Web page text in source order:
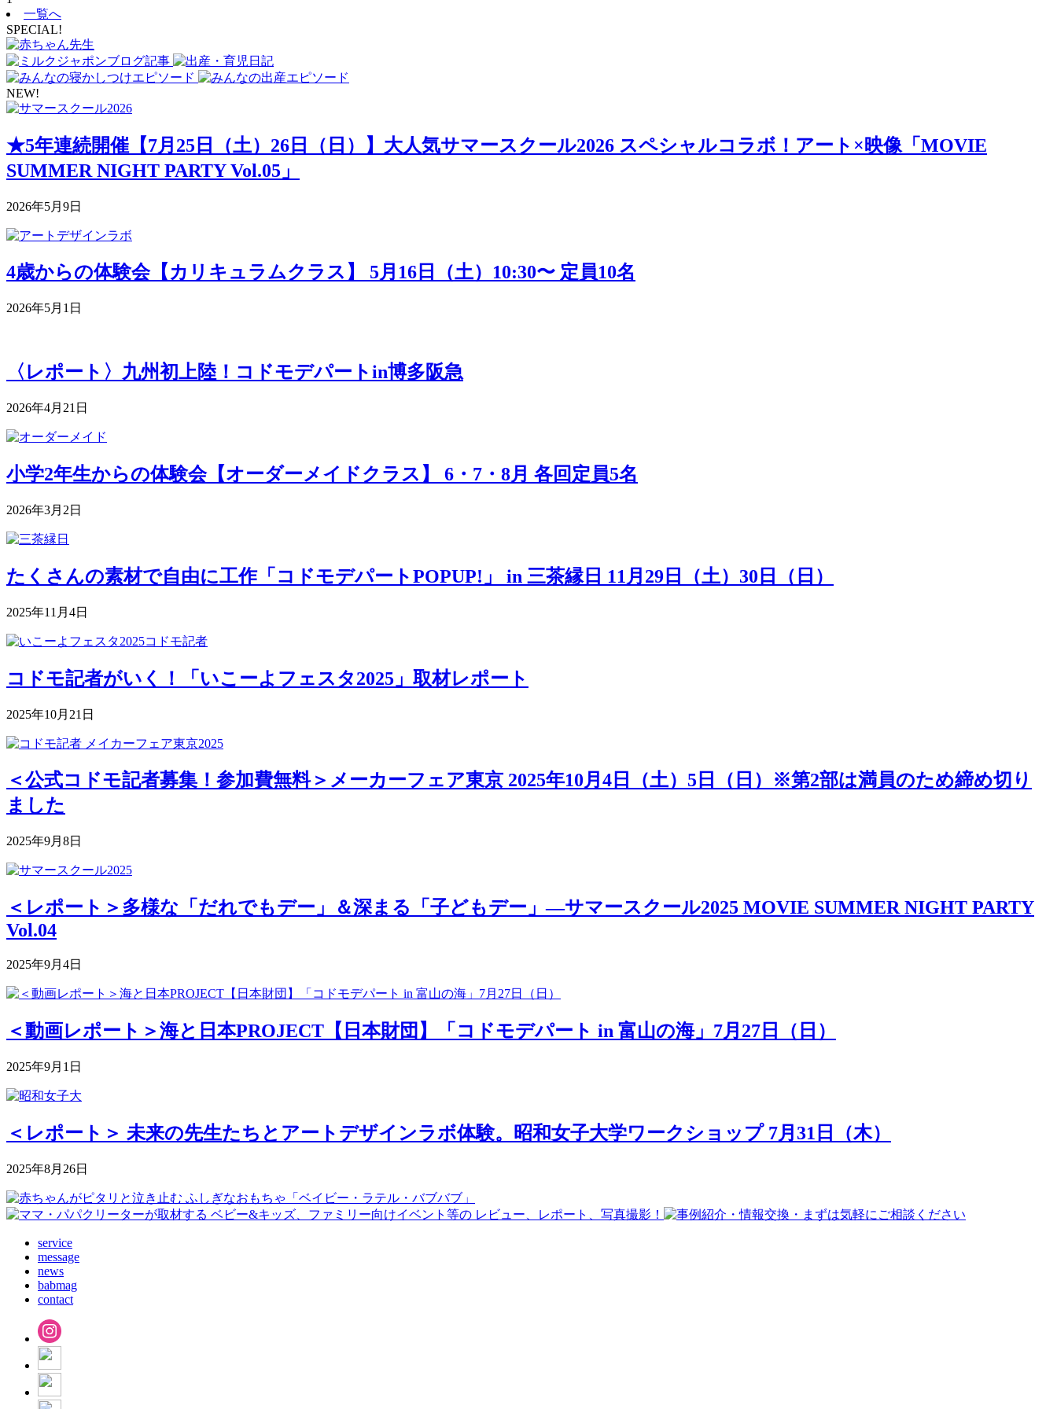
一覧へ
SPECIAL!
NEW!
★5年連続開催【7月25日（土）26日（日）】大人気サマースクール2026 スペシャルコラボ！アート×映像「MOVIE
SUMMER NIGHT PARTY Vol.05」
2026年5月9日
4歳からの体験会【カリキュラムクラス】 5月16日（土）10:30〜 定員10名
2026年5月1日
〈レポート〉九州初上陸！コドモデパートin博多阪急
2026年4月21日
小学2年生からの体験会【オーダーメイドクラス】 6・7・8月 各回定員5名
2026年3月2日
たくさんの素材で自由に工作「コドモデパートPOPUP!」 in 三茶縁日 11月29日（土）30日（日）
2025年11月4日
コドモ記者がいく！「いこーよフェスタ2025」取材レポート
2025年10月21日
＜公式コドモ記者募集！参加費無料＞メーカーフェア東京 2025年10月4日（土）5日（日）※第2部は満員のため締め切り
ました
2025年9月8日
＜レポート＞多様な「だれでもデー」＆深まる「子どもデー」―サマースクール2025 MOVIE SUMMER NIGHT PARTY
Vol.04
2025年9月4日
＜動画レポート＞海と日本PROJECT【日本財団】「コドモデパート in 富山の海」7月27日（日）
2025年9月1日
＜レポート＞ 未来の先生たちとアートデザインラボ体験。昭和女子大学ワークショップ 7月31日（木）
2025年8月26日
service
message
news
babmag
contact